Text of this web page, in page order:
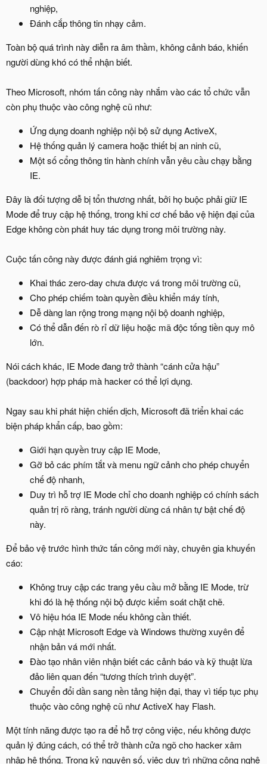
nghiệp,
Đánh cắp thông tin nhạy cảm.
Toàn bộ quá trình này diễn ra âm thầm, không cảnh báo, khiến
người dùng khó có thể nhận biết.
Theo Microsoft, nhóm tấn công này nhắm vào các tổ chức vẫn
còn phụ thuộc vào công nghệ cũ như:
Ứng dụng doanh nghiệp nội bộ sử dụng ActiveX,
Hệ thống quản lý camera hoặc thiết bị an ninh cũ,
Một số cổng thông tin hành chính vẫn yêu cầu chạy bằng
IE.
Đây là đối tượng dễ bị tổn thương nhất, bởi họ buộc phải giữ IE
Mode để truy cập hệ thống, trong khi cơ chế bảo vệ hiện đại của
Edge không còn phát huy tác dụng trong môi trường này.
Cuộc tấn công này được đánh giá nghiêm trọng vì:
Khai thác zero-day chưa được vá trong môi trường cũ,
Cho phép chiếm toàn quyền điều khiển máy tính,
Dễ dàng lan rộng trong mạng nội bộ doanh nghiệp,
Có thể dẫn đến rò rỉ dữ liệu hoặc mã độc tống tiền quy mô
lớn.
Nói cách khác, IE Mode đang trở thành “cánh cửa hậu”
(backdoor) hợp pháp mà hacker có thể lợi dụng.
Ngay sau khi phát hiện chiến dịch, Microsoft đã triển khai các
biện pháp khẩn cấp, bao gồm:
Giới hạn quyền truy cập IE Mode,
Gỡ bỏ các phím tắt và menu ngữ cảnh cho phép chuyển
chế độ nhanh,
Duy trì hỗ trợ IE Mode chỉ cho doanh nghiệp có chính sách
quản trị rõ ràng, tránh người dùng cá nhân tự bật chế độ
này.
Để bảo vệ trước hình thức tấn công mới này, chuyên gia khuyến
cáo:
Không truy cập các trang yêu cầu mở bằng IE Mode, trừ
khi đó là hệ thống nội bộ được kiểm soát chặt chẽ.
Vô hiệu hóa IE Mode nếu không cần thiết.
Cập nhật Microsoft Edge và Windows thường xuyên để
nhận bản vá mới nhất.
Đào tạo nhân viên nhận biết các cảnh báo và kỹ thuật lừa
đảo liên quan đến “tương thích trình duyệt”.
Chuyển đổi dần sang nền tảng hiện đại, thay vì tiếp tục phụ
thuộc vào công nghệ cũ như ActiveX hay Flash.
Một tính năng được tạo ra để hỗ trợ công việc, nếu không được
quản lý đúng cách, có thể trở thành cửa ngõ cho hacker xâm
nhập hệ thống. Trong kỷ nguyên số, việc duy trì những công nghệ